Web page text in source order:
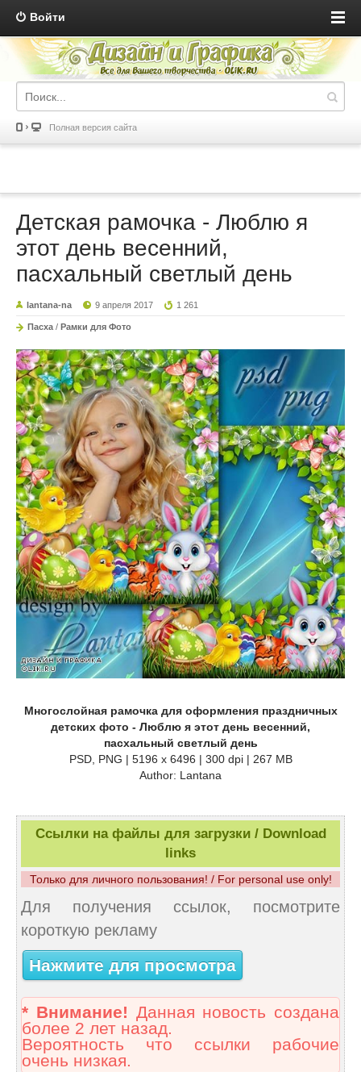
Войти
Полная версия сайта
Детская рамочка - Люблю я
этот день весенний,
пасхальный светлый день
lantana-na 9 апреля 2017 1 261
Пасха / Рамки для Фото
Многослойная рамочка для оформления праздничных
детских фото - Люблю я этот день весенний,
пасхальный светлый день
PSD, PNG | 5196 x 6496 | 300 dpi | 267 MB
Author: Lantana
Ссылки на файлы для загрузки / Download
links
Только для личного пользования! / For personal use only!
Для получения ссылок, посмотрите
короткую рекламу
Нажмите для просмотра
* Внимание! Данная новость создана
более 2 лет назад.
Вероятность что ссылки рабочие
очень низкая.